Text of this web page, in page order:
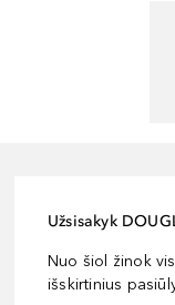
Užsisakyk
Nuo šiol žinok
išskirtinius